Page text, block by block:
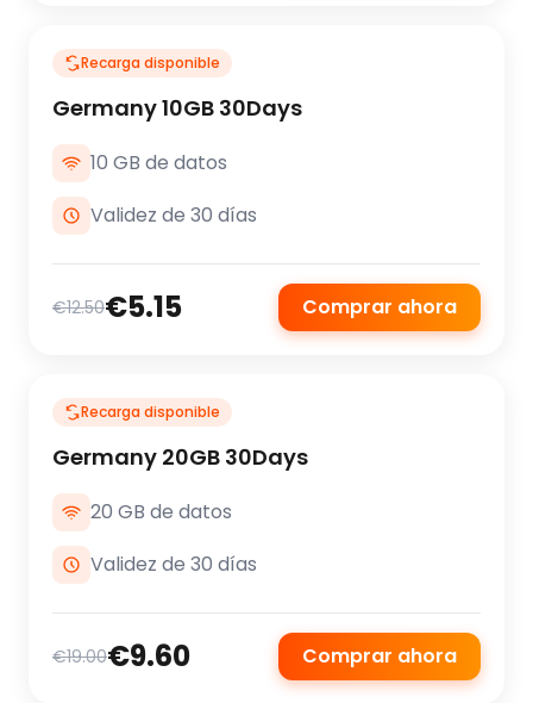
Recarga disponible
Germany 10GB 30Days
10 GB de datos
Validez de 30 días
€12.50€5.15 Comprar ahora
Recarga disponible
Germany 20GB 30Days
20 GB de datos
Validez de 30 días
€19.00€9.60 Comprar ahora